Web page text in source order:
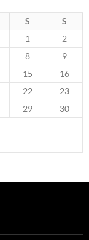
S S
1
2
8
9
15
16
22
23
29
30